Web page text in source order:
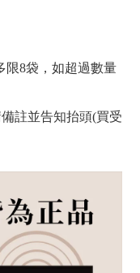
限8袋，如超過數量
註並告知抬頭(買受